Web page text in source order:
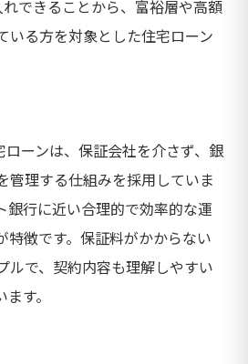
できることから、富裕層や高額
いる方を対象とした住宅ローン
ローンは、保証会社を介さず、銀
管理する仕組みを採用していま
銀行に近い合理的で効率的な運
特徴です。保証料がかからない
ルで、契約内容も理解しやすい
す。